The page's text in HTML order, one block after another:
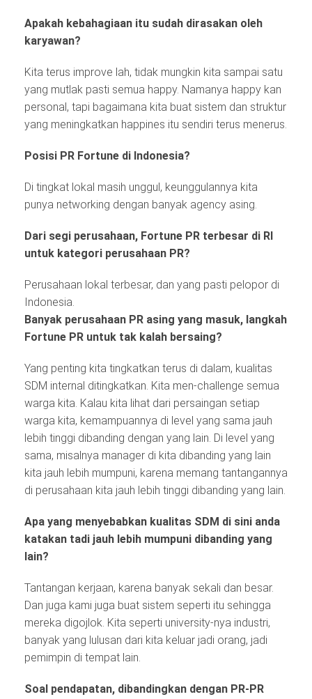
Apakah kebahagiaan itu sudah dirasakan oleh
karyawan?
Kita terus improve lah, tidak mungkin kita sampai satu
yang mutlak pasti semua happy. Namanya happy kan
personal, tapi bagaimana kita buat sistem dan struktur
yang meningkatkan happines itu sendiri terus menerus.
Posisi PR Fortune di Indonesia?
Di tingkat lokal masih unggul, keunggulannya kita
punya networking dengan banyak agency asing.
Dari segi perusahaan, Fortune PR terbesar di RI
untuk kategori perusahaan PR?
Perusahaan lokal terbesar, dan yang pasti pelopor di
Indonesia.
Banyak perusahaan PR asing yang masuk, langkah
Fortune PR untuk tak kalah bersaing?
Yang penting kita tingkatkan terus di dalam, kualitas
SDM internal ditingkatkan. Kita men-challenge semua
warga kita. Kalau kita lihat dari persaingan setiap
warga kita, kemampuannya di level yang sama jauh
lebih tinggi dibanding dengan yang lain. Di level yang
sama, misalnya manager di kita dibanding yang lain
kita jauh lebih mumpuni, karena memang tantangannya
di perusahaan kita jauh lebih tinggi dibanding yang lain.
Apa yang menyebabkan kualitas SDM di sini anda
katakan tadi jauh lebih mumpuni dibanding yang
lain?
Tantangan kerjaan, karena banyak sekali dan besar.
Dan juga kami juga buat sistem seperti itu sehingga
mereka digojlok. Kita seperti university-nya industri,
banyak yang lulusan dari kita keluar jadi orang, jadi
pemimpin di tempat lain.
Soal pendapatan, dibandingkan dengan PR-PR